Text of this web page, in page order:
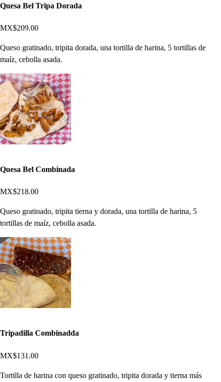
Quesa Bel Tripa Dorada
MX$209.00
Queso gratinado, tripita dorada, una tortilla de harina, 5 tortillas de
maíz, cebolla asada.
Quesa Bel Combinada
MX$218.00
Queso gratinado, tripita tierna y dorada, una tortilla de harina, 5
tortillas de maíz, cebolla asada.
Tripadilla Combinadda
MX$131.00
Tortilla de harina con queso gratinado, tripita dorada y tierna más